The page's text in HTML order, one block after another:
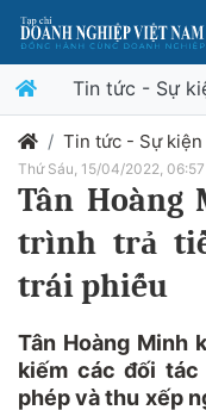
Tin tức - Sự
Tin tức - Sự kiện
Thứ Sáu, 15/04/2022,
Tân Hoàng
trình trả
trái phiếu
Tân Hoàng Minh
kiếm các đối
phép và thu xếp